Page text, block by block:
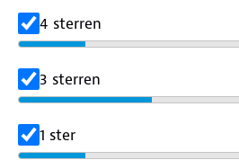
4 sterren
3 sterren
1 ster